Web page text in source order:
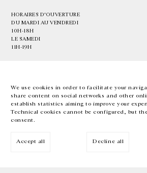
We use cookies in order to facilitate your
share content on social networks and other
establish statistics aiming to improve your
Technical cookies cannot be configured, but
consent.
Accept all Decline all
HORAIRES D'OUVERTURE
DU MARDI AU VENDREDI
10H-18H
LE SAMEDI
11H-19H
EN FR 中文 Facebook Instagram
Inscrivez-vous à notre newsletter